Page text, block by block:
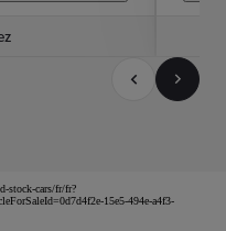
stock-cars/fr/fr?
15e5-494e-a4f3-